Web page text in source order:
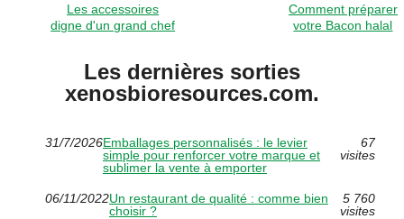
Les accessoires
digne d'un grand chef
Comment préparer
votre Bacon halal
Les dernières sorties
xenosbioresources.com.
31/7/2026Emballages personnalisés : le levier
simple pour renforcer votre marque et
sublimer la vente à emporter
67
visites
06/11/2022Un restaurant de qualité : comme bien
choisir ?
5 760
visites